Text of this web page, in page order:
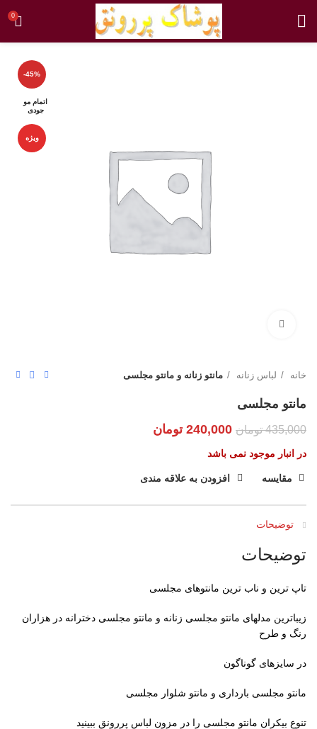
0
-45%
اتمام مو
جودی
ویژه
خانه لباس زنانه مانتو زنانه و مانتو مجلسی
مانتو مجلسی
435,000 تومان 240,000 تومان
در انبار موجود نمی باشد
مقایسه افزودن به علاقه مندی
توضیحات
توضیحات
تاپ ترین و ناب ترین مانتوهای مجلسی
زیباترین مدلهای مانتو مجلسی زنانه و مانتو مجلسی دخترانه در هزاران
رنگ و طرح
در سایزهای گوناگون
مانتو مجلسی بارداری و مانتو شلوار مجلسی
تنوع بیکران مانتو مجلسی را در مزون لباس پررونق ببینید